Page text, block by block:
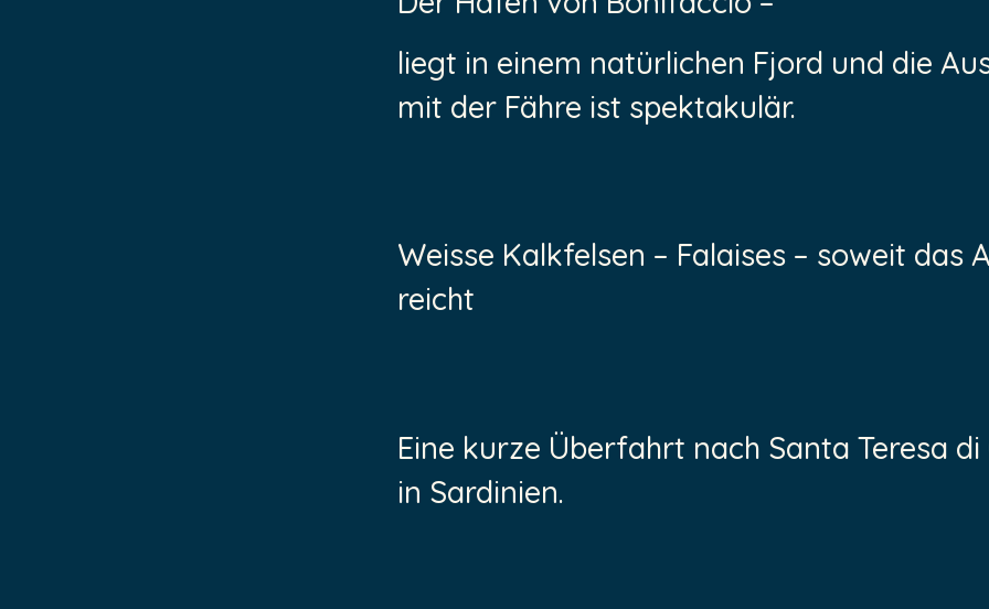
liegt in einem natürlichen Fjord und die
mit der Fähre ist spektakulär.
Weisse Kalkfelsen – Falaises – soweit das
reicht
Eine kurze Überfahrt nach Santa Teresa di
in Sardinien.